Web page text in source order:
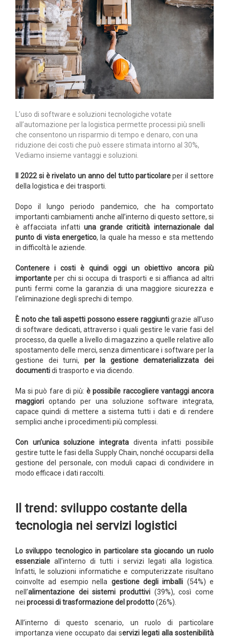
L’uso di software e soluzioni tecnologiche votate
all’automazione per la logistica permette processi più snelli
che consentono un risparmio di tempo e denaro, con una
riduzione dei costi che può essere stimata intorno al 30%,
Vediamo insieme vantaggi e soluzioni.
Il 2022 si è rivelato un anno del tutto particolareper il settore
della logistica e dei trasporti.
Dopo il lungo periodo pandemico, che ha comportato
importanti cambiamenti anche all’interno di questo settore, si
è affacciata infatti una grande criticità internazionale dal
punto di vista energetico, la quale ha messo e sta mettendo
in difficoltà le aziende.
Contenere i costi è quindi oggi un obiettivo ancora più
importante per chi si occupa di trasporti e si affianca ad altri
punti fermi come la garanzia di una maggiore sicurezza e
l’eliminazione degli sprechi di tempo.
È noto che tali aspetti possono essere raggiuntigrazie all’uso
di software dedicati, attraverso i quali gestire le varie fasi del
processo, da quelle a livello di magazzino a quelle relative allo
spostamento delle merci, senza dimenticare i software per la
gestione dei turni, per la gestione dematerializzata dei
documentidi trasporto e via dicendo.
Ma si può fare di più:è possibile raccogliere vantaggi ancora
maggiori optando per una soluzione software integrata,
capace quindi di mettere a sistema tutti i dati e di rendere
semplici anche i procedimenti più complessi.
Con un’unica soluzione integrata diventa infatti possibile
gestire tutte le fasi della Supply Chain, nonché occuparsi della
gestione del personale, con moduli capaci di condividere in
modo efficace i dati raccolti.
Il trend: sviluppo costante della
tecnologia nei servizi logistici
Lo sviluppo tecnologico in particolare sta giocando un ruolo
essenzialeall’interno di tutti i servizi legati alla logistica.
Infatti, le soluzioni informatiche e computerizzate risultano
coinvolte ad esempio nella gestione degli imballi (54%) e
nell’alimentazione dei sistemi produttivi (39%), così come
nei processi di trasformazione del prodotto(26%).
All’interno di questo scenario, un ruolo di particolare
importanza viene occupato dai servizi legati alla sostenibilità